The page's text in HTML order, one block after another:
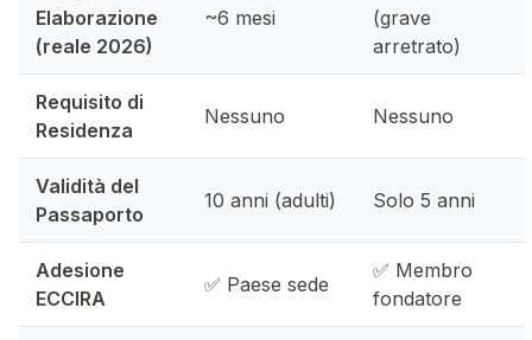
Elaborazione
(reale 2026)
~6 mesi
(grave
arretrato)
Requisito di
Residenza
Nessuno Nessuno
Validità del
Passaporto
10 anni (adulti) Solo 5 anni
Adesione
ECCIRA
✅ Paese sede
✅ Membro
fondatore